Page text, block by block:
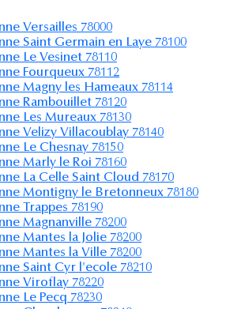
Versailles 78000
Saint Germain en Laye 78100
Le Vesinet 78110
Fourqueux 78112
Magny les Hameaux 78114
Rambouillet 78120
Les Mureaux 78130
Velizy Villacoublay 78140
Le Chesnay 78150
Marly le Roi 78160
La Celle Saint Cloud 78170
Montigny le Bretonneux 78180
Trappes 78190
Magnanville 78200
Mantes la Jolie 78200
Mantes la Ville 78200
Saint Cyr l'ecole 78210
Viroflay 78220
Le Pecq 78230